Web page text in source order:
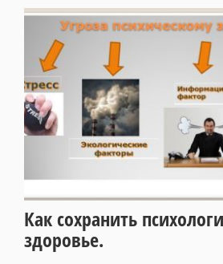
Как сохранить
здоровье.